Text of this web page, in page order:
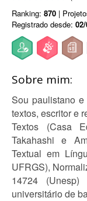
Ranking: 870 |
Registrado desde:
Sobre mim:
Sou paulistano
textos, escritor e
Textos (Casa
Takahashi e
Textual em
UFRGS),
14724
universitário de